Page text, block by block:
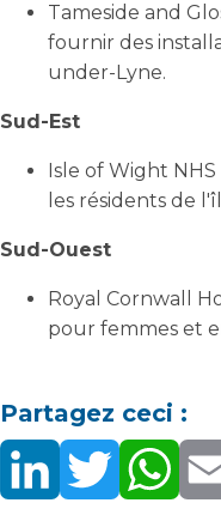
Tameside and
fournir des
under-Lyne.
Sud-Est
Isle of Wight
les résidents de
Sud-Ouest
Royal Cornwall
pour femmes et
Partagez ceci :